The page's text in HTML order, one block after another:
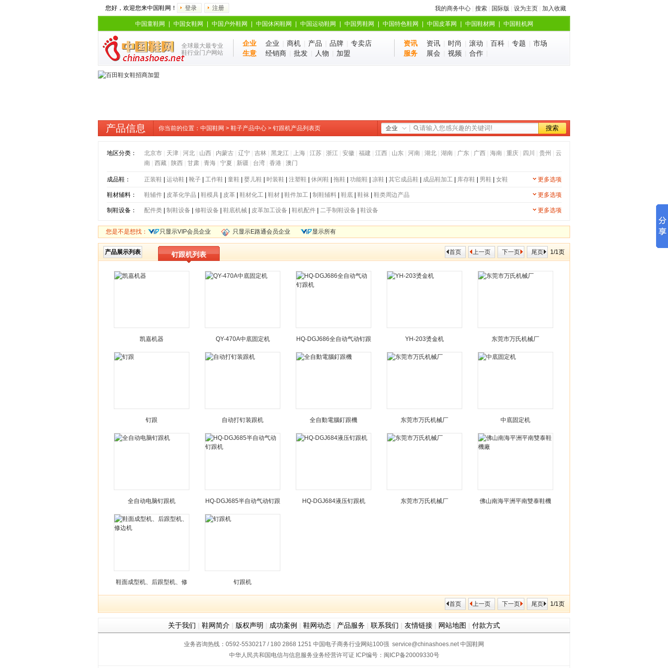
您好，欢迎您来中国鞋网！ 登录 注册 我的商务中心 搜索 国际版 设为主页 加入收藏
中国童鞋网 中国女鞋网 中国户外鞋网 中国休闲鞋网 中国运动鞋网 中国男鞋网 中国特色鞋网 中国皮革网 中国鞋材网 中国鞋机网
全球最大最专业
鞋行业门户网站
企业
生意
企业 商机 产品 品牌
专卖店
经销商
批发 人物 加盟
资讯
服务
资讯 时尚 滚动 百科 专题
市场
展会
视频 合作
产品信息 你当前的位置： 中国鞋网 > 鞋子产品中心 > 钉跟机产品列表页 企业
地区分类： 北京市| 天津| 河北| 山西| 内蒙古| 辽宁| 吉林| 黑龙江 上海| 江苏| 浙江 安徽| 福建 江西| 山东| 河南| 湖北| 湖南| 广东| 广西| 海南| 重庆| 四川 贵州
云
南| 西藏| 陕西| 甘肃| 青海| 宁夏 新疆 台湾| 香港| 澳门
成品鞋： 更多选项
正装鞋| 运动鞋| 靴子| 工作鞋| 童鞋| 婴儿鞋| 时装鞋| 注塑鞋| 休闲鞋| 拖鞋| 功能鞋| 凉鞋| 其它成品鞋| 成品鞋加工| 库存鞋| 男鞋| 女鞋
鞋材辅料： 更多选项
鞋辅件| 皮革化学品 鞋模具 皮革| 鞋材化工| 鞋材| 鞋件加工| 制鞋辅料| 鞋底| 鞋袜| 鞋类周边产品
制鞋设备： 更多选项
配件类| 制鞋设备 修鞋设备 鞋底机械| 皮革加工设备 鞋机配件| 二手制鞋设备 鞋设备
您是不是想找： 只显示VIP会员企业 只显示E路通会员企业 显示所有
产品展示列表 钉跟机列表 首页 上一页 下一页 尾页 1/1页
凯嘉机器 QY-470A中底固定机 HQ-DGJ686全自动气动钉跟
机
YH-203烫金机 东莞市万氏机械厂
钉跟 自动打钉装跟机 全自動電腦釘跟機 东莞市万氏机械厂 中底固定机
全自动电脑钉跟机 HQ-DGJ685半自动气动钉跟 HQ-DGJ684液压钉跟机 东莞市万氏机械厂 佛山南海平洲平南雙泰鞋機
鞋面成型机、后跟型机、修 钉跟机
首页 上一页 下一页 尾页 1/1页
关于我们 | 鞋网简介 | 版权声明 | 成功案例 | 鞋网动态 | 产品服务 | 联系我们 | 友情链接 | 网站地图 | 付款方式
业务咨询热线：0592-5530217 / 180 2868 1251 中国电子商务行业网站100强 service@chinashoes.net 中国鞋网
中华人民共和国电信与信息服务业务经营许可证ICP编号： 闽ICP备20009330号